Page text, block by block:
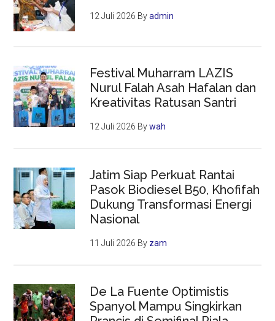
12 Juli 2026 Byadmin
Festival Muharram LAZIS
Nurul Falah Asah Hafalan dan
Kreativitas Ratusan Santri
12 Juli 2026 Bywah
Jatim Siap Perkuat Rantai
Pasok Biodiesel B50, Khofifah
Dukung Transformasi Energi
Nasional
11 Juli 2026 By zam
De La Fuente Optimistis
Spanyol Mampu Singkirkan